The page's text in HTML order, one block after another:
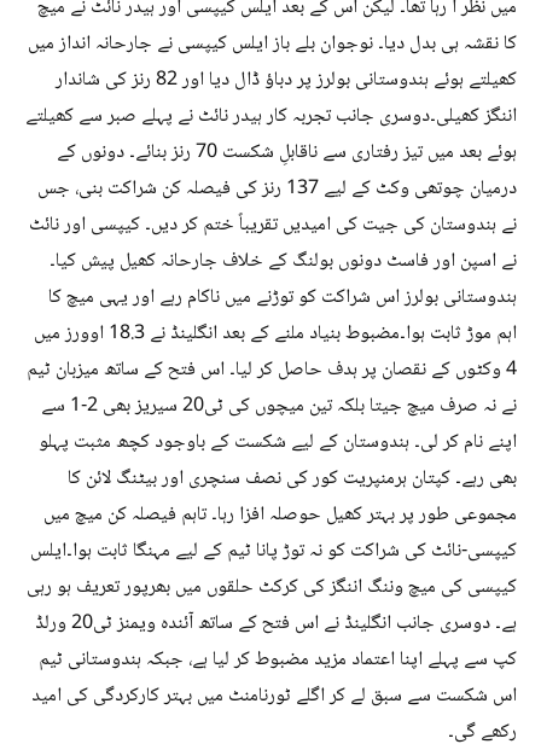
میں نظر آ رہا تھا۔ لیکن اس کے بعد ایلس کیپسی اور ہیدر نائٹ نے میچ
کا نقشہ ہی بدل دیا۔ نوجوان بلے باز ایلس کیپسی نے جارحانہ انداز میں
کھیلتے ہوئے ہندوستانی بولرز پر دباؤ ڈال دیا اور 82 رنز کی شاندار
اننگز کھیلی۔دوسری جانب تجربہ کار ہیدر نائٹ نے پہلے صبر سے کھیلتے
ہوئے بعد میں تیز رفتاری سے ناقابلِ شکست 70 رنز بنائے۔ دونوں کے
درمیان چوتھی وکٹ کے لیے 137 رنز کی فیصلہ کن شراکت بنی، جس
نے ہندوستان کی جیت کی امیدیں تقریباً ختم کر دیں۔ کیپسی اور نائٹ
نے اسپن اور فاسٹ دونوں بولنگ کے خلاف جارحانہ کھیل پیش کیا۔
ہندوستانی بولرز اس شراکت کو توڑنے میں ناکام رہے اور یہی میچ کا
اہم موڑ ثابت ہوا۔مضبوط بنیاد ملنے کے بعد انگلینڈ نے 18.3 اوورز میں
4 وکٹوں کے نقصان پر ہدف حاصل کر لیا۔ اس فتح کے ساتھ میزبان ٹیم
نے نہ صرف میچ جیتا بلکہ تین میچوں کی ٹی20 سیریز بھی 2-1 سے
اپنے نام کر لی۔ ہندوستان کے لیے شکست کے باوجود کچھ مثبت پہلو
بھی رہے۔ کپتان ہرمنپریت کور کی نصف سنچری اور بیٹنگ لائن کا
مجموعی طور پر بہتر کھیل حوصلہ افزا رہا۔ تاہم فیصلہ کن میچ میں
کیپسی-نائٹ کی شراکت کو نہ توڑ پانا ٹیم کے لیے مہنگا ثابت ہوا۔ایلس
کیپسی کی میچ وننگ اننگز کی کرکٹ حلقوں میں بھرپور تعریف ہو رہی
ہے۔ دوسری جانب انگلینڈ نے اس فتح کے ساتھ آئندہ ویمنز ٹی20 ورلڈ
کپ سے پہلے اپنا اعتماد مزید مضبوط کر لیا ہے، جبکہ ہندوستانی ٹیم
اس شکست سے سبق لے کر اگلے ٹورنامنٹ میں بہتر کارکردگی کی امید
رکھے گی۔